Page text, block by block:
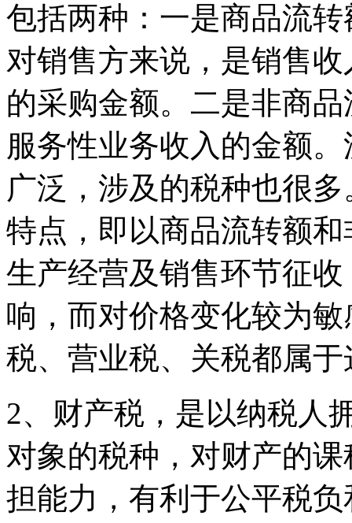
包括两种：一是商品流
对销售方来说，是销售
的采购金额。二是非商
服务性业务收入的金额
广泛，涉及的税种也很
特点，即以商品流转额
生产经营及销售环节征
响，而对价格变化较为
税、营业税、关税都属
2、财产税，是以纳税人
对象的税种，对财产的
担能力，有利于公平税